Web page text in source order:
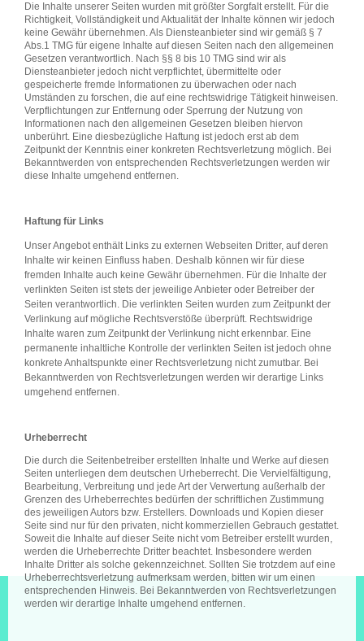
Die Inhalte unserer Seiten wurden mit größter Sorgfalt erstellt. Für die
Richtigkeit, Vollständigkeit und Aktualität der Inhalte können wir jedoch
keine Gewähr übernehmen. Als Diensteanbieter sind wir gemäß § 7
Abs.1 TMG für eigene Inhalte auf diesen Seiten nach den allgemeinen
Gesetzen verantwortlich. Nach §§ 8 bis 10 TMG sind wir als
Diensteanbieter jedoch nicht verpflichtet, übermittelte oder
gespeicherte fremde Informationen zu überwachen oder nach
Umständen zu forschen, die auf eine rechtswidrige Tätigkeit hinweisen.
Verpflichtungen zur Entfernung oder Sperrung der Nutzung von
Informationen nach den allgemeinen Gesetzen bleiben hiervon
unberührt. Eine diesbezügliche Haftung ist jedoch erst ab dem
Zeitpunkt der Kenntnis einer konkreten Rechtsverletzung möglich. Bei
Bekanntwerden von entsprechenden Rechtsverletzungen werden wir
diese Inhalte umgehend entfernen.
Haftung für Links
Unser Angebot enthält Links zu externen Webseiten Dritter, auf deren
Inhalte wir keinen Einfluss haben. Deshalb können wir für diese
fremden Inhalte auch keine Gewähr übernehmen. Für die Inhalte der
verlinkten Seiten ist stets der jeweilige Anbieter oder Betreiber der
Seiten verantwortlich. Die verlinkten Seiten wurden zum Zeitpunkt der
Verlinkung auf mögliche Rechtsverstöße überprüft. Rechtswidrige
Inhalte waren zum Zeitpunkt der Verlinkung nicht erkennbar. Eine
permanente inhaltliche Kontrolle der verlinkten Seiten ist jedoch ohne
konkrete Anhaltspunkte einer Rechtsverletzung nicht zumutbar. Bei
Bekanntwerden von Rechtsverletzungen werden wir derartige Links
umgehend entfernen.
Urheberrecht
Die durch die Seitenbetreiber erstellten Inhalte und Werke auf diesen
Seiten unterliegen dem deutschen Urheberrecht. Die Vervielfältigung,
Bearbeitung, Verbreitung und jede Art der Verwertung außerhalb der
Grenzen des Urheberrechtes bedürfen der schriftlichen Zustimmung
des jeweiligen Autors bzw. Erstellers. Downloads und Kopien dieser
Seite sind nur für den privaten, nicht kommerziellen Gebrauch gestattet.
Soweit die Inhalte auf dieser Seite nicht vom Betreiber erstellt wurden,
werden die Urheberrechte Dritter beachtet. Insbesondere werden
Inhalte Dritter als solche gekennzeichnet. Sollten Sie trotzdem auf eine
Urheberrechtsverletzung aufmerksam werden, bitten wir um einen
entsprechenden Hinweis. Bei Bekanntwerden von Rechtsverletzungen
werden wir derartige Inhalte umgehend entfernen.